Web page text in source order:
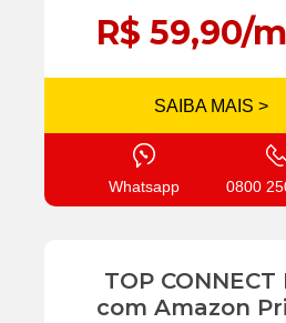
R$ 59,90/
SAIBA MAIS >
Whatsapp 0800
TOP CONNECT
com Amazon